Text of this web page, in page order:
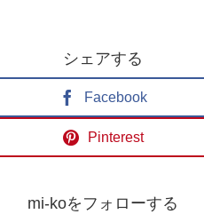
シェアする
Facebook
Pinterest
mi-koをフォローする